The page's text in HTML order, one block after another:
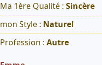
Ma 1ère Qualité : Sincère
mon Style : Naturel
Profession : Autre